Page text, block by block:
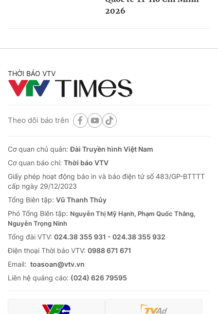
2026
THỜI BÁO VTV
Theo dõi báo trên
Cơ quan chủ quản:Đài Truyền hình Việt Nam
Cơ quan báo chí: Thời báo VTV
Giấy phép hoạt động báo in và báo điện tử số 483/GP-BTTTT
cấp ngày 29/12/2023
Tổng Biên tập: Vũ Thanh Thủy
Phó Tổng Biên tập: Nguyễn Thị Mỹ Hạnh, Phạm Quốc Thắng,
Nguyễn Trọng Ninh
Tổng đài VTV: 024.38 355 931 - 024.38 355 932
Ðiện thoại Thời báo VTV: 0988 671 671
Email: toasoan@vtv.vn
Liên hệ quảng cáo: (024) 626 79595